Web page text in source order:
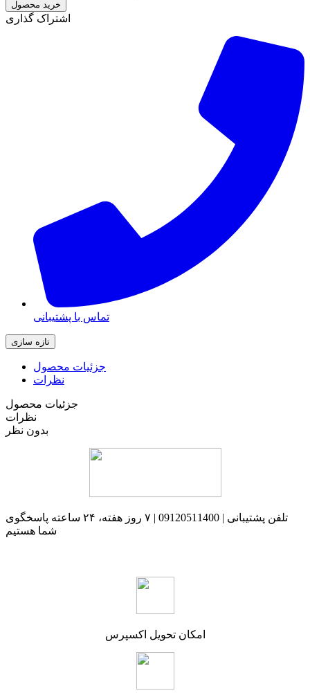
خرید محصول
اشتراک گذاری
تماس با پشتیبانی
جزئیات محصول
نظرات
جزئیات محصول
نظرات
بدون نظر
تلفن پشتیبانی | 09120511400 | ۷ روز هفته، ۲۴ ساعته پاسخگوی
شما هستیم
امکان تحویل اکسپرس